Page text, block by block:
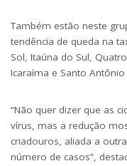
Também estão neste
tendência de queda na
Sol, Itaúna do Sul,
Icaraíma e Santo Antônio
“Não quer dizer que as
vírus, mas a redução
criadouros, aliada a
número de casos”,